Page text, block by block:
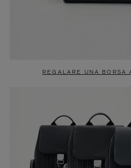
REGALARE UNA BORSA